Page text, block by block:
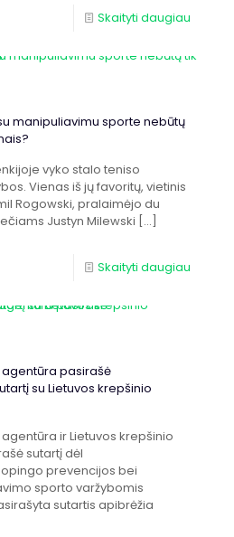
Skaityti daugiau
manipuliavimu sporte nebūtų
vyko stalo teniso
Vienas iš jų favoritų, vietinis
Rogowski, pralaimėjo du
Justyn Milewski […]
Skaityti daugiau
pasirašė
su Lietuvos krepšinio
ir Lietuvos krepšinio
sutartį dėl
prevencijos bei
sporto varžybomis
sutartis apibrėžia